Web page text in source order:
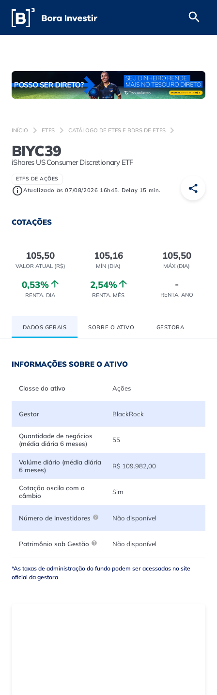
INÍCIO ETFS CATÁLOGO DE ETFS E BDRS DE ETFS
BIYC39
iShares US Consumer Discretionary ETF
ETFS DE AÇÕES
Atualizado às 07/08/2026 16h45. Delay 15 min.
COTAÇÕES
105,50
VALOR ATUAL (R$)
105,16
MÍN (DIA)
105,50
MÁX (DIA)
0,53%
RENTA. DIA
2,54%
RENTA. MÊS
-
RENTA. ANO
DADOS GERAIS SOBRE O ATIVO GESTORA
INFORMAÇÕES SOBRE O ATIVO
*As taxas de administração do fundo podem ser acessadas no site
oficial da gestora
Classe do ativo Ações
Gestor BlackRock
Quantidade de negócios
(média diária 6 meses)
55
Volúme diário (média diária
6 meses)
R$ 109.982,00
Cotação oscila com o
câmbio
Sim
Número de investidores Não disponível
Patrimônio sob Gestão Não disponível